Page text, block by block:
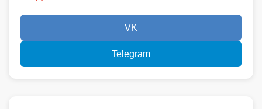
VK
Telegram